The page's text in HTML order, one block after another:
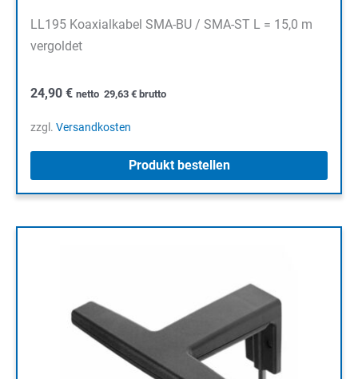
LL195 Koaxialkabel SMA-BU / SMA-ST L = 15,0 m
vergoldet
24,90 € netto 29,63 € brutto
zzgl. Versandkosten
Produkt bestellen